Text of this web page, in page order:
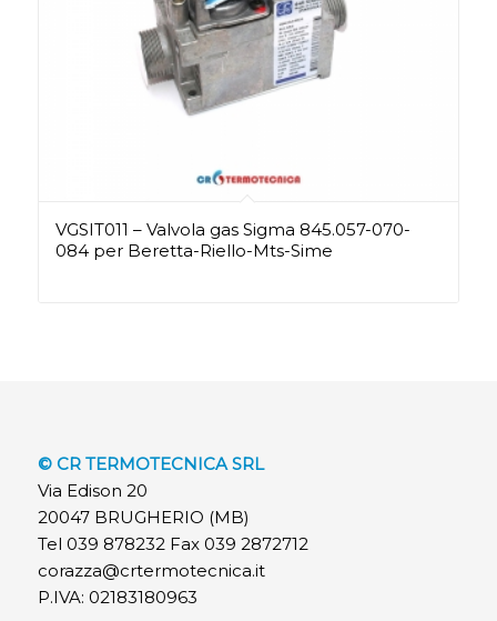
VGSIT011 – Valvola gas Sigma 845.057-070-
084 per Beretta-Riello-Mts-Sime
© CR TERMOTECNICA SRL
Via Edison 20
20047 BRUGHERIO (MB)
Tel 039 878232 Fax 039 2872712
corazza@crtermotecnica.it
P.IVA: 02183180963